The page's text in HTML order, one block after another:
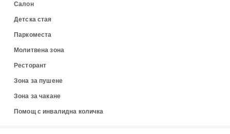
Салон
Детска стая
Паркоместа
Молитвена зона
Ресторант
Зона за пушене
Зона за чакане
Помощ с инвалидна количка